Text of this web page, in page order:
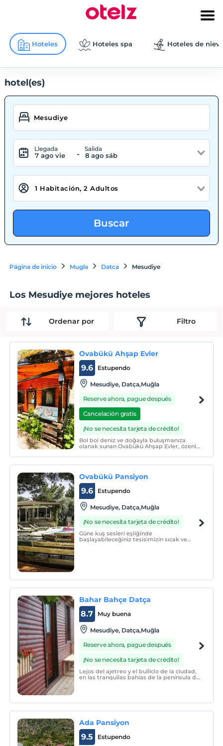
Hoteles Hoteles spa Hoteles de
hotel(es)
Llegada
7 ago vie -
Salida
8 ago sáb
Buscar
Página de inicio Mugla Datca Mesudiye
Los Mesudiye mejores hoteles
Ordenar por Filtro
Ovabükü Ahşap Evler
Estupendo
9.6
Mesudiye, Datça,Muğla
Reserve ahora, pague después
Cancelación gratis
¡No se necesita tarjeta de crédito!
Bol bol deniz ve doğayla buluşmanıza
olanak sunan Ovabükü Ahşap Evler, özenle
siz konuklarına konfor dolu bir seyahatin
kapılarını açmaktadır.
Ovabükü Pansiyon
Estupendo
9.6
Mesudiye, Datça,Muğla
¡No se necesita tarjeta de crédito!
Güne kuş sesleri eşliğinde
başlayabileceğiniz tesisimizin sıcak ve
Bahar Bahçe Datça
Muy buena
8.7
Mesudiye, Datça,Muğla
Reserve ahora, pague después
¡No se necesita tarjeta de crédito!
Lejos del ajetreo y el bullicio de la ciudad,
en las tranquilas bahías de la península de
Turquía, espera a sus huéspedes en
Ada Pansiyon
Estupendo
9.5